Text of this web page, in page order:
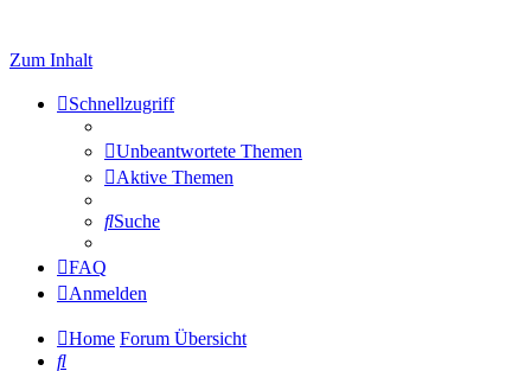
Zum Inhalt
Schnellzugriff
Unbeantwortete Themen
Aktive Themen
Suche
FAQ
Anmelden
Home Forum Übersicht
Suche